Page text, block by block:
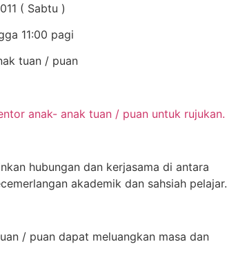
( Sabtu )
11:00 pagi
tuan / puan
anak- anak tuan / puan untuk rujukan.
hubungan dan kerjasama di antara
akademik dan sahsiah pelajar.
/ puan dapat meluangkan masa dan